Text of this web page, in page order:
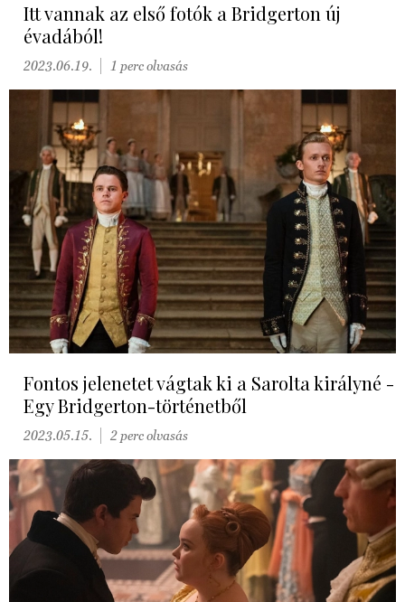
Itt vannak az első fotók a Bridgerton új
évadából!
2023.06.19. 1 perc olvasás
Fontos jelenetet vágtak ki a Sarolta királyné -
Egy Bridgerton-történetből
2023.05.15. 2 perc olvasás